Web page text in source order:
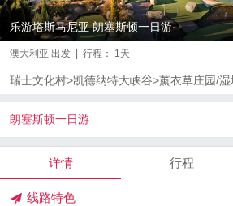
乐游塔斯马尼亚 朗塞斯顿一日游
澳大利亚 出发 | 行程： 1天
瑞士文化村>凯德纳特大峡谷>薰衣草庄园/湿
朗塞斯顿一日游
详情 行程
线路特色